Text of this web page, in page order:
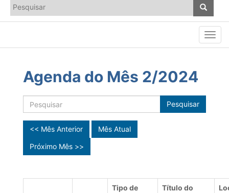
Agenda do Mês 2/2024
Pesquisar
<< Mês Anterior
Mês Atual
Próximo Mês >>
Tipo de
Título do